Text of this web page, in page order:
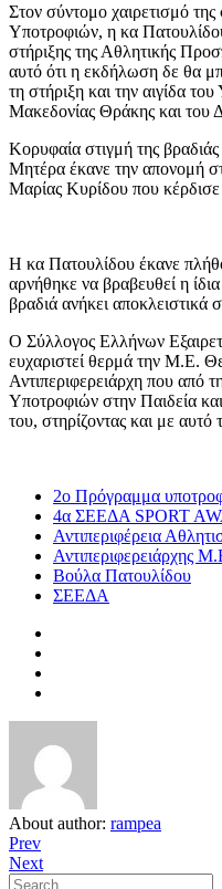
Στον σύντομο χαιρετισμό
Υποτροφιών, η κα
στήριξης της Αθλητικής
αυτό ότι η εκδήλωση δε θα
τη στήριξη και την αιγίδα
Μακεδονίας Θράκης και του
Κορυφαία στιγμή της
Μητέρα έκανε την απονομή
Μαρίας Κυρίδου που
Η κα Πατουλίδου έκανε
αρνήθηκε να βραβευθεί η
βραδιά ανήκει αποκλειστικά
Ο Σύλλογος Ελλήνων
ευχαριστεί θερμά την Μ.Ε.
Αντιπεριφερειάρχη που από
Υποτροφιών στην Παιδεία
του, στηρίζοντας και με
2ο Πρόγραμμα
4α ΣΕΕΔΑ SPORT
Αντιπεριφέρεια
Αντιπεριφερειάρχης
Βούλα Πατουλίδου
ΣΕΕΔΑ
About author: rampea
Prev
Next